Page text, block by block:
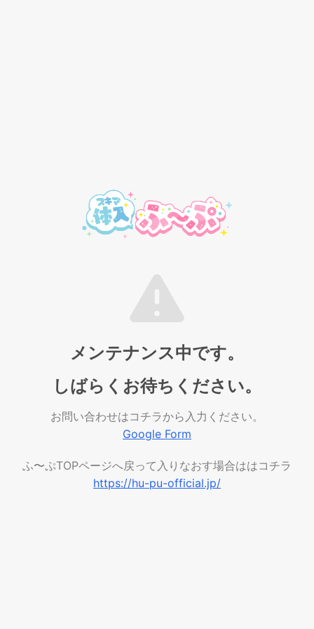
メンテナンス中です。
しばらくお待ちください。
お問い合わせはコチラから入力ください。
Google Form
ふ〜ぷTOPページへ戻って入りなおす場合ははコチラ
https://hu-pu-official.jp/